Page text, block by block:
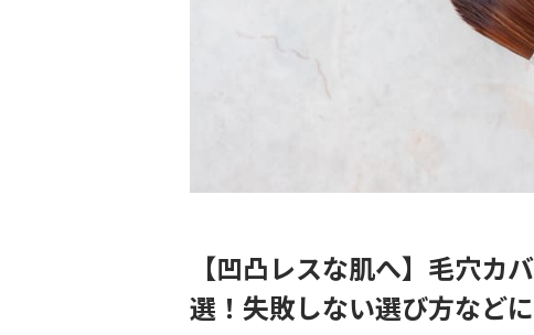
【凹凸レスな肌へ】毛穴カ
選！失敗しない選び方など